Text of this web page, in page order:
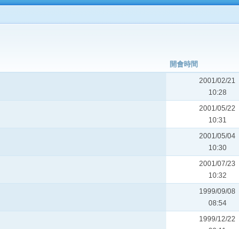
開會時間
2001/02/21
10:28
2001/05/22
10:31
2001/05/04
10:30
2001/07/23
10:32
1999/09/08
08:54
1999/12/22